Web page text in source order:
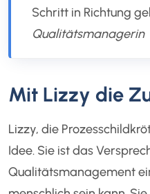
Schritt in Richtung
Qualitätsmanagerin
Mit Lizzy die
Lizzy, die
Idee. Sie ist das
Qualitätsmanagement